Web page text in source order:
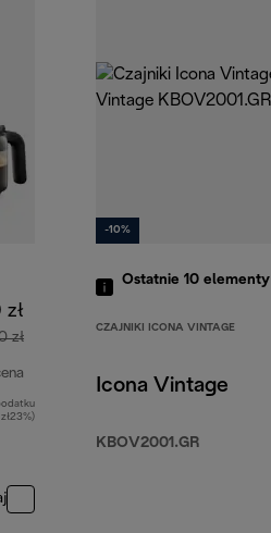
zł
cena oryginalna 4299,00 zł
-10%
Ostatnie 10 elementy
CZAJNIKI ICONA VINTAGE
Icona Vintage
KBOV2001.GR